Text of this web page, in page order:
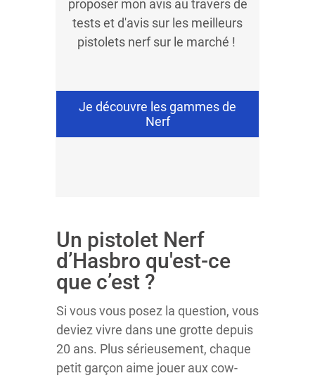
proposer mon avis au travers de
tests et d'avis sur les meilleurs
pistolets nerf sur le marché !
Je découvre les gammes de
Nerf
Un pistolet Nerf
d’Hasbro qu'est-ce
que c’est ?
Si vous vous posez la question, vous
deviez vivre dans une grotte depuis
20 ans. Plus sérieusement, chaque
petit garçon aime jouer aux cow-